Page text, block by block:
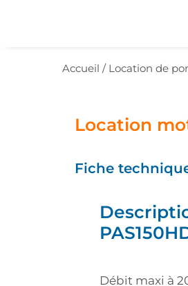
Accueil / Location de
Location
Fiche
Débit maxi à